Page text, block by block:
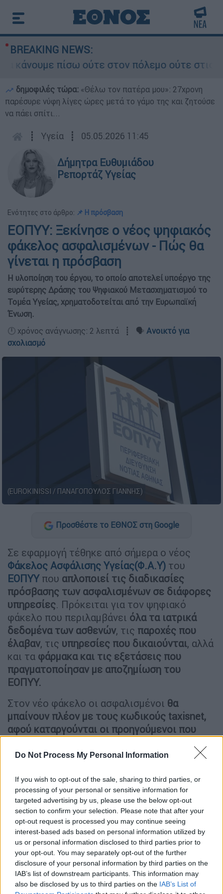
Do Not Process My Personal Information
If you wish to opt-out of the sale, sharing to third parties, or
processing of your personal or sensitive information for
targeted advertising by us, please use the below opt-out
section to confirm your selection. Please note that after your
opt-out request is processed you may continue seeing
interest-based ads based on personal information utilized by
us or personal information disclosed to third parties prior to
your opt-out. You may separately opt-out of the further
disclosure of your personal information by third parties on the
IAB’s list of downstream participants. This information may
also be disclosed by us to third parties on the IAB’s List of
BREAKING NEWS:
πίσω ούτε στον πόλεμο ούτε στις
δημοφιλές τώρα: «Θέλω τον πατέρα μου»: 27χρονη
παρέσυρε νύφη λίγες ώρες μετά το γάμο της και ζητούσε
να πάει σπίτι...
┋ Υγεία ┋ 05.05.2026 11:45
Δήμητρα Ευθυμιάδου
Ρεπορτάζ Υγείας
Ενότητες στο άρθρο: 📌 Η πρόσβαση
ΕΟΠΥΥ: Ξεκίνησε ο νέος ψηφιακός
φάκελος ασφαλισμένων - Πώς θα
γίνεται η πρόσβαση
H υλοποίηση του έργου, το οποίο αποτελεί υποέργο της
ευρύτερης Δράσης του Ψηφιακού Μετασχηματισμού το
Τομέα Υγείας, χρηματοδοτείται από την Ευρωπαϊκή
Ένωση.
🕛 χρόνος ανάγνωσης: 2 λεπτά ┋ 🗣️ Ανοικτό για
σχολιασμό
(EUROKINISSI / ΠΑΝΑΓΟΠΟΥΛΟΣ ΓΙΑΝΝΗΣ)
Προσθέστε το ΕΘΝΟΣ στη Google
Σε εφαρμογή τέθηκε από σήμερα ο νέος
Φάκελος Ασφάλισης Υγείας(Φ.Α.Υ) του
ΕΟΠΥΥπου απλοποιεί τις διαδικασίες
πρόσβασης των ασφαλισμένων σε διάφορες
υπηρεσίες. Πρόκειται για τον ψηφιακό
φάκελο που περιλαμβάνει όλα τα ιατρικά
δεδομένα των ασθενών, τις παροχές που
έλαβαν, τις υπηρεσίες που δικαιούνται, αλλά
και τα φάρμακα και τις εξετάσεις που
πραγματοποίησαν με αποζημίωση του
ΕΟΠΥΥ.
Στον νέο φάκελο οι ασφαλισμένοι θα
μπαίνουν πλέον με τους κωδικούς taxisnet,
αφού καταργούνται οι προηγούμενοι που
Υγεία|04.05.2026 18:06
Νομικά μέτρα από τους
νοσοκομειακούς γιατρούς για
υπερεφημέρευση και μετακινήσεις -
Τι εξετάζει η ΕΙΝΑΠ